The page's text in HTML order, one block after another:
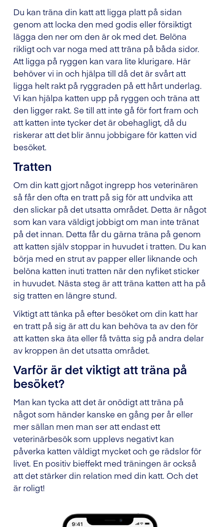
Du kan träna din katt att ligga platt på sidan
genom att locka den med godis eller försiktigt
lägga den ner om den är ok med det. Belöna
rikligt och var noga med att träna på båda sidor.
Att ligga på ryggen kan vara lite klurigare. Här
behöver vi in och hjälpa till då det är svårt att
ligga helt rakt på ryggraden på ett hårt underlag.
Vi kan hjälpa katten upp på ryggen och träna att
den ligger rakt. Se till att inte gå för fort fram och
att katten inte tycker det är obehagligt, då du
riskerar att det blir ännu jobbigare för katten vid
besöket.
Tratten
Om din katt gjort något ingrepp hos veterinären
så får den ofta en tratt på sig för att undvika att
den slickar på det utsatta området. Detta är något
som kan vara väldigt jobbigt om man inte tränat
på det innan. Detta får du gärna träna på genom
att katten själv stoppar in huvudet i tratten. Du kan
börja med en strut av papper eller liknande och
belöna katten inuti tratten när den nyfiket sticker
in huvudet. Nästa steg är att träna katten att ha på
sig tratten en längre stund.
Viktigt att tänka på efter besöket om din katt har
en tratt på sig är att du kan behöva ta av den för
att katten ska äta eller få tvätta sig på andra delar
av kroppen än det utsatta området.
Varför är det viktigt att träna på
besöket?
Man kan tycka att det är onödigt att träna på
något som händer kanske en gång per år eller
mer sällan men man ser att endast ett
veterinärbesök som upplevs negativt kan
påverka katten väldigt mycket och ge rädslor för
livet. En positiv bieffekt med träningen är också
att det stärker din relation med din katt. Och det
är roligt!